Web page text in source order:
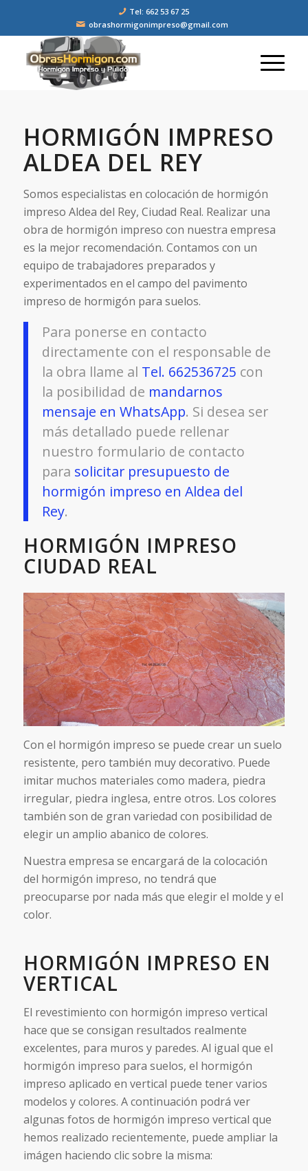
Tel: 662 53 67 25
obrashormigonimpreso@gmail.com
HORMIGÓN IMPRESO
ALDEA DEL REY
Somos especialistas en colocación de hormigón
impreso Aldea del Rey, Ciudad Real. Realizar una
obra de hormigón impreso con nuestra empresa
es la mejor recomendación. Contamos con un
equipo de trabajadores preparados y
experimentados en el campo del pavimento
impreso de hormigón para suelos.
Para ponerse en contacto
directamente con el responsable de
la obra llame al Tel. 662536725 con
la posibilidad de mandarnos
mensaje en WhatsApp. Si desea ser
más detallado puede rellenar
nuestro formulario de contacto
para solicitar presupuesto de
hormigón impreso en Aldea del
Rey.
HORMIGÓN IMPRESO
CIUDAD REAL
Con el hormigón impreso se puede crear un suelo
resistente, pero también muy decorativo. Puede
imitar muchos materiales como madera, piedra
irregular, piedra inglesa, entre otros. Los colores
también son de gran variedad con posibilidad de
elegir un amplio abanico de colores.
Nuestra empresa se encargará de la colocación
del hormigón impreso, no tendrá que
preocuparse por nada más que elegir el molde y el
color.
HORMIGÓN IMPRESO EN
VERTICAL
El revestimiento con hormigón impreso vertical
hace que se consigan resultados realmente
excelentes, para muros y paredes. Al igual que el
hormigón impreso para suelos, el hormigón
impreso aplicado en vertical puede tener varios
modelos y colores. A continuación podrá ver
algunas fotos de hormigón impreso vertical que
hemos realizado recientemente, puede ampliar la
imágen haciendo clic sobre la misma: